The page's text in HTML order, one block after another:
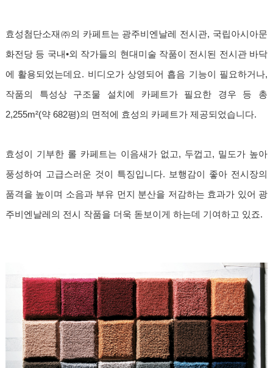
효성첨단소재㈜의 카페트는 광주비엔날레 전시관, 국립아시아문
화전당 등 국내•외 작가들의 현대미술 작품이 전시된 전시관 바닥
에 활용되었는데요. 비디오가 상영되어 흡음 기능이 필요하거나,
작품의 특성상 구조물 설치에 카페트가 필요한 경우 등 총
2,255m²(약 682평)의 면적에 효성의 카페트가 제공되었습니다.
효성이 기부한 롤 카페트는 이음새가 없고, 두껍고, 밀도가 높아
풍성하여 고급스러운 것이 특징입니다. 보행감이 좋아 전시장의
품격을 높이며 소음과 부유 먼지 분산을 저감하는 효과가 있어 광
주비엔날레의 전시 작품을 더욱 돋보이게 하는데 기여하고 있죠.